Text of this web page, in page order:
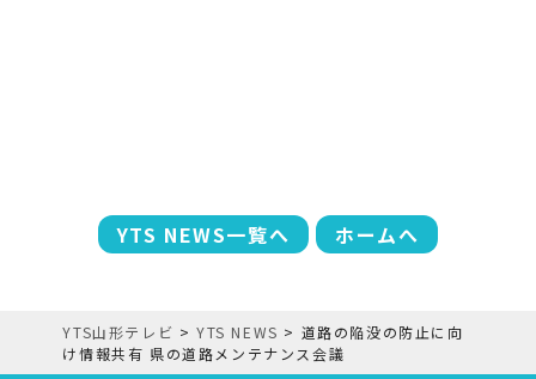
YTS NEWS一覧へ ホームへ
YTS山形テレビ >YTS NEWS > 道路の陥没の防止に向
け情報共有 県の道路メンテナンス会議